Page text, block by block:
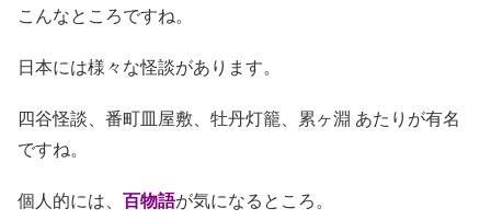
こんなところですね。
日本には様々な怪談があります。
四谷怪談、番町皿屋敷、牡丹灯籠、累ヶ淵 あたりが有名
ですね。
個人的には、 百物語が気になるところ。